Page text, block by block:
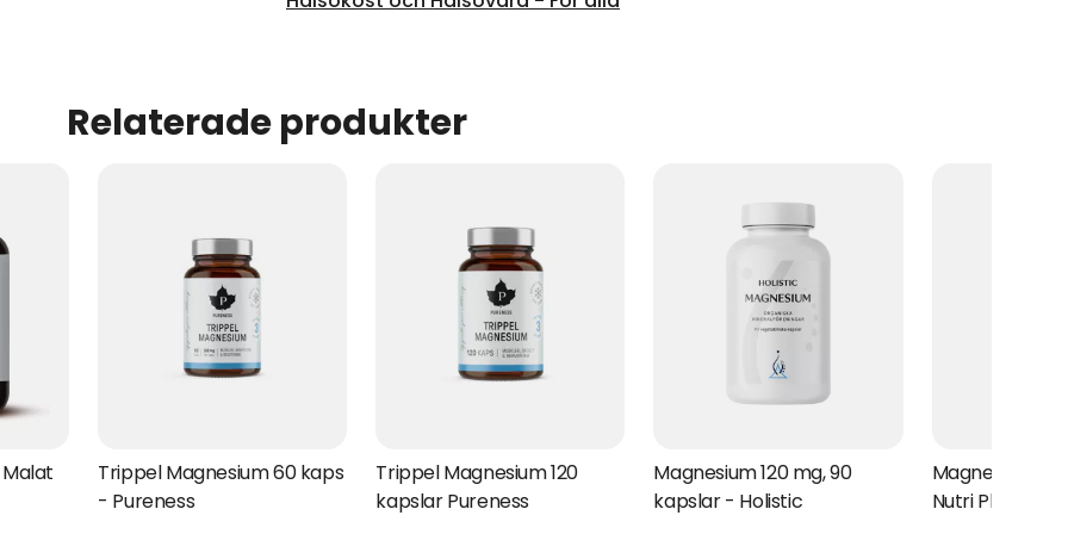
Relaterade produkter
Trippel Magnesium 60 kaps
- Pureness
Trippel Magnesium 120
kapslar Pureness
Magnesium 120 mg, 90
kapslar - Holistic
Magnesium
Nutri Pharma